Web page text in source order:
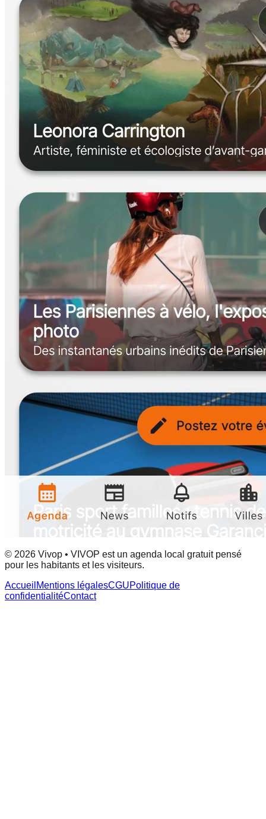
© 2026 Vivop • VIVOP est un agenda local gratuit pensé
pour les habitants et les visiteurs.
Accueil Mentions légalesCGUPolitique de
confidentialitéContact